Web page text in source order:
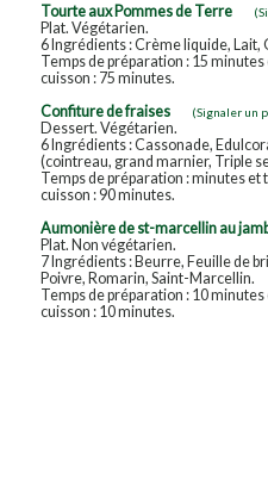
Tourte aux Pommes de Terre
Plat. Végétarien.
6 Ingrédients : Crème liquide, Lait,
Temps de préparation : 15
cuisson : 75 minutes.
Confiture de fraises
(Signaler un
Dessert. Végétarien.
6 Ingrédients : Cassonade,
(cointreau, grand marnier, Triple
Temps de préparation : minutes
cuisson : 90 minutes.
Aumonière de st-marcellin au
Plat. Non végétarien.
7 Ingrédients : Beurre, Feuille de
Poivre, Romarin, Saint-Marcellin.
Temps de préparation : 10
cuisson : 10 minutes.